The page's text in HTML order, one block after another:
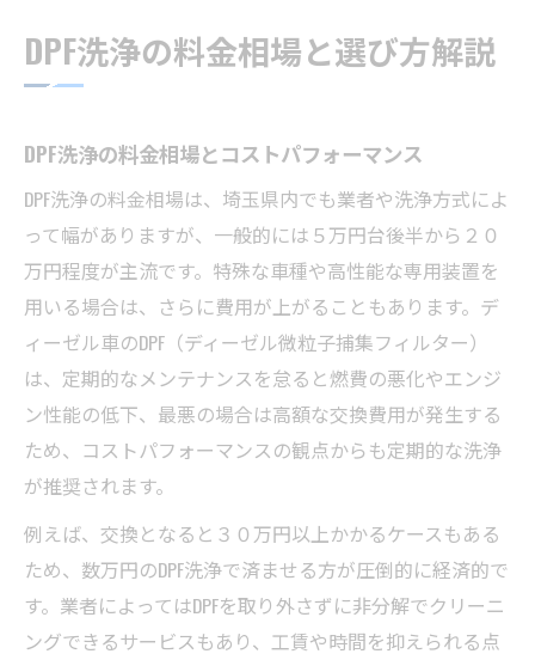
DPF洗浄の料金相場と選び方解説
DPF洗浄の料金相場とコストパフォーマンス
DPF洗浄の料金相場は、埼玉県内でも業者や洗浄方式によ
って幅がありますが、一般的には５万円台後半から２０
万円程度が主流です。特殊な車種や高性能な専用装置を
用いる場合は、さらに費用が上がることもあります。デ
ィーゼル車のDPF（ディーゼル微粒子捕集フィルター）
は、定期的なメンテナンスを怠ると燃費の悪化やエンジ
ン性能の低下、最悪の場合は高額な交換費用が発生する
ため、コストパフォーマンスの観点からも定期的な洗浄
が推奨されます。
例えば、交換となると３０万円以上かかるケースもある
ため、数万円のDPF洗浄で済ませる方が圧倒的に経済的で
す。業者によってはDPFを取り外さずに非分解でクリーニ
ングできるサービスもあり、工賃や時間を抑えられる点